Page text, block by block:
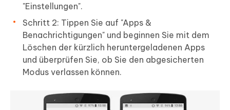
"Einstellungen".
Schritt 2: Tippen Sie auf "Apps &
Benachrichtigungen" und beginnen Sie mit dem
Löschen der kürzlich heruntergeladenen Apps
und überprüfen Sie, ob Sie den abgesicherten
Modus verlassen können.